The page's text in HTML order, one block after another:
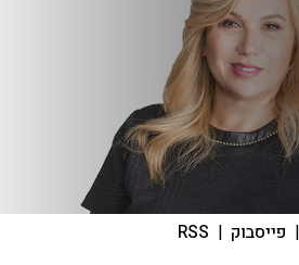
| פייסבוק |
RSS